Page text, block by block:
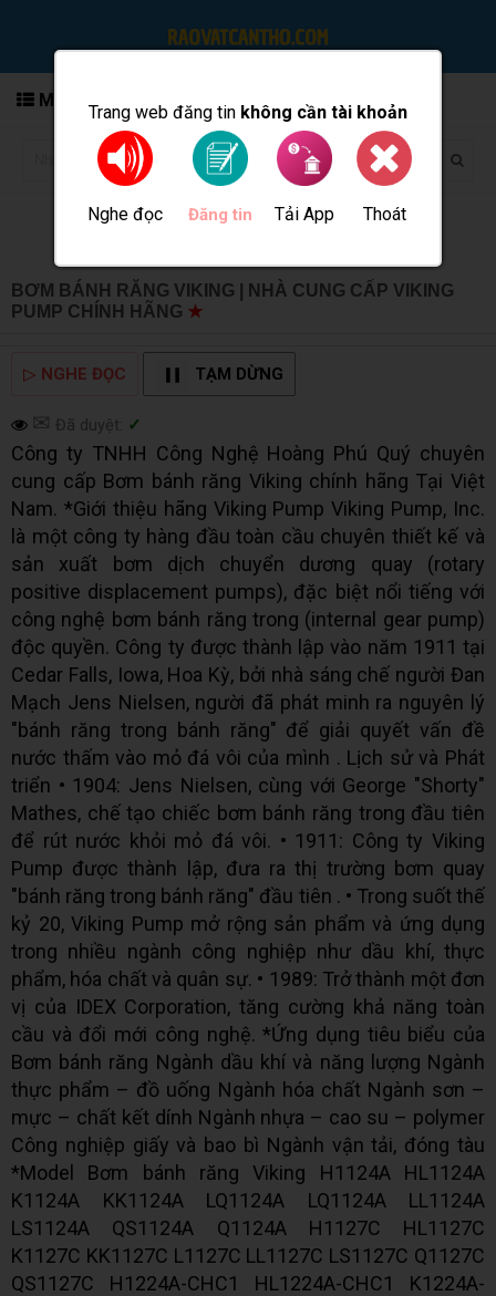
Trang web đăng tin không cần tài khoản
Nghe đọc Đăng tin Tải App Thoát
MENU
BƠM BÁNH RĂNG VIKING | NHÀ CUNG CẤP VIKING
PUMP CHÍNH HÃNG ★
▷ NGHE ĐỌC TẠM DỪNG
✉ Đã duyệt: ✓
Công ty TNHH Công Nghệ Hoàng Phú Quý chuyên
cung cấp Bơm bánh răng Viking chính hãng Tại Việt
Nam. *Giới thiệu hãng Viking Pump Viking Pump, Inc.
là một công ty hàng đầu toàn cầu chuyên thiết kế và
sản xuất bơm dịch chuyển dương quay (rotary
positive displacement pumps), đặc biệt nổi tiếng với
công nghệ bơm bánh răng trong (internal gear pump)
độc quyền. Công ty được thành lập vào năm 1911 tại
Cedar Falls, Iowa, Hoa Kỳ, bởi nhà sáng chế người Đan
Mạch Jens Nielsen, người đã phát minh ra nguyên lý
"bánh răng trong bánh răng" để giải quyết vấn đề
nước thấm vào mỏ đá vôi của mình . Lịch sử và Phát
triển • 1904: Jens Nielsen, cùng với George "Shorty"
Mathes, chế tạo chiếc bơm bánh răng trong đầu tiên
để rút nước khỏi mỏ đá vôi. • 1911: Công ty Viking
Pump được thành lập, đưa ra thị trường bơm quay
"bánh răng trong bánh răng" đầu tiên . • Trong suốt thế
kỷ 20, Viking Pump mở rộng sản phẩm và ứng dụng
trong nhiều ngành công nghiệp như dầu khí, thực
phẩm, hóa chất và quân sự. • 1989: Trở thành một đơn
vị của IDEX Corporation, tăng cường khả năng toàn
cầu và đổi mới công nghệ. *Ứng dụng tiêu biểu của
Bơm bánh răng Ngành dầu khí và năng lượng Ngành
thực phẩm – đồ uống Ngành hóa chất Ngành sơn –
mực – chất kết dính Ngành nhựa – cao su – polymer
Công nghiệp giấy và bao bì Ngành vận tải, đóng tàu
*Model Bơm bánh răng Viking H1124A HL1124A
K1124A KK1124A LQ1124A LQ1124A LL1124A
LS1124A QS1124A Q1124A H1127C HL1127C
K1127C KK1127C L1127C LL1127C LS1127C Q1127C
QS1127C H1224A-CHC1 HL1224A-CHC1 K1224A-